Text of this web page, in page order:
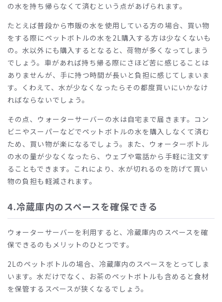
の水を持ち帰らなくて済むという点があげられます。
たとえば普段から市販の水を使用している方の場合、買い物
をする際にペットボトルの水を2L 購入する方は少なくないも
の。水以外にも購入するとなると、荷物が多くなってしまう
でしょう。車があれば持ち帰る際にさほど苦に感じることは
ありませんが、手に持つ時間が長いと負担に感じてしまいま
す。くわえて、水が少なくなったらその都度買いにいかなけ
ればならないでしょう。
その点、ウォーターサーバーの水は自宅まで届きます。コン
ビニやスーパーなどでペットボトルの水を購入しなくて済む
ため、買い物が楽になるでしょう。また、ウォーターボトル
の水の量が少なくなったら、ウェブや電話から手軽に注文す
ることもできます。これにより、水が切れるのを防げて買い
物の負担も軽減されます。
4.冷蔵庫内のスペースを確保できる
ウォーターサーバーを利用すると、冷蔵庫内のスペースを確
保できるのもメリットのひとつです。
2Lのペットボトルの場合、冷蔵庫内のスペースをとってしま
います。水だけでなく、お茶のペットボトルも含めると食材
を保管するスペースが狭くなるでしょう。